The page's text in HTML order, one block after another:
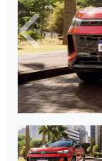
Anterior